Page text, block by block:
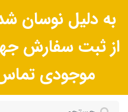
به دلیل نوسان
از ثبت سفارش
موجودی